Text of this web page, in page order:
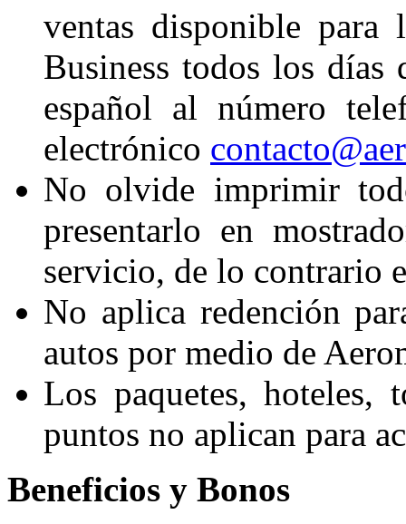
ventas disponible para
Business todos los días
español al número
electrónico
No olvide imprimir
presentarlo en
servicio, de lo contrario
No aplica redención
autos por medio de
Los paquetes, hoteles,
puntos no aplican para
Beneficios y Bonos